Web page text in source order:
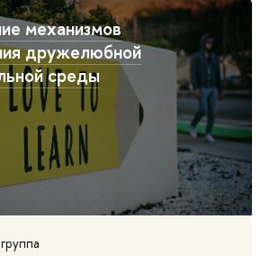
механизмов
дружелюбной
среды